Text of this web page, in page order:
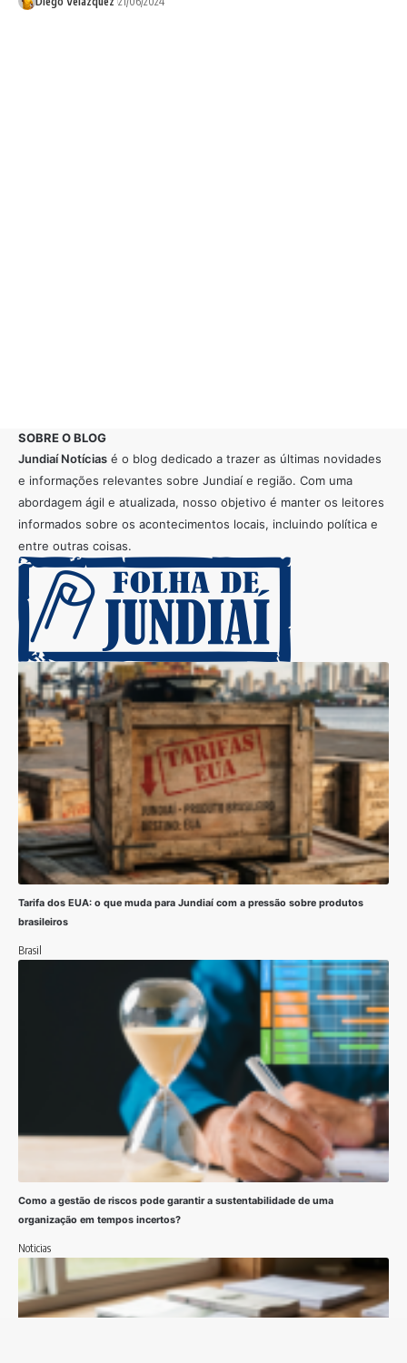
SOBRE O BLOG
Jundiaí Notícias é o blog dedicado a trazer as últimas novidades
e informações relevantes sobre Jundiaí e região. Com uma
abordagem ágil e atualizada, nosso objetivo é manter os leitores
informados sobre os acontecimentos locais, incluindo política e
entre outras coisas.
Tarifa dos EUA: o que muda para Jundiaí com a pressão sobre produtos
brasileiros
Brasil
Como a gestão de riscos pode garantir a sustentabilidade de uma
organização em tempos incertos?
Noticias